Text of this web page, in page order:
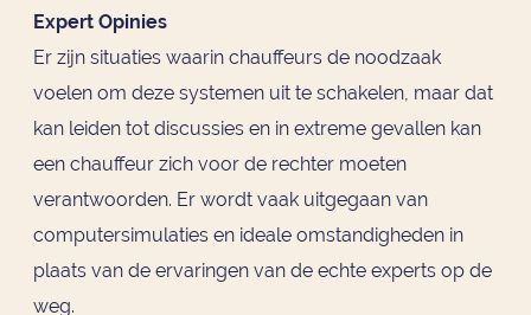
Expert Opinies
Er zijn situaties waarin chauffeurs de noodzaak
voelen om deze systemen uit te schakelen, maar dat
kan leiden tot discussies en in extreme gevallen kan
een chauffeur zich voor de rechter moeten
verantwoorden. Er wordt vaak uitgegaan van
computersimulaties en ideale omstandigheden in
plaats van de ervaringen van de echte experts op de
weg.